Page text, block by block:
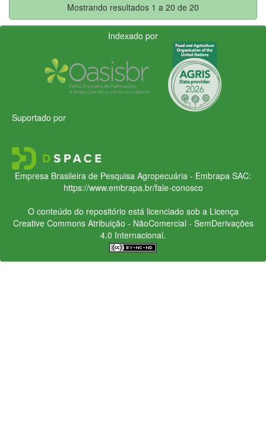
Mostrando resultados 1 a 20 de 20
Indexado por
Suportado por
Empresa Brasileira de Pesquisa Agropecuária - Embrapa SAC:
https://www.embrapa.br/fale-conosco
O conteúdo do repositório está licenciado sob a Licença
Creative CommonsAtribuição - NãoComercial - SemDerivações
4.0 Internacional.